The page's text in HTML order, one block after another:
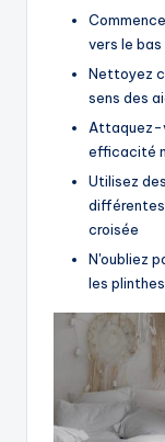
vers le bas
Nettoyez
sens des
Attaquez-
efficacité
Utilisez
croisée
N'oubliez
les